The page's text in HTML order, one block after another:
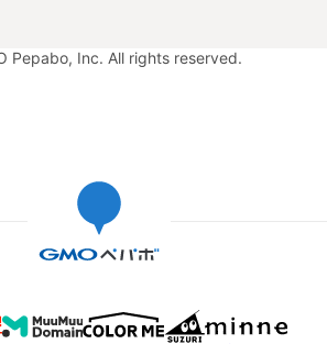
Pepabo, Inc. All rights reserved.